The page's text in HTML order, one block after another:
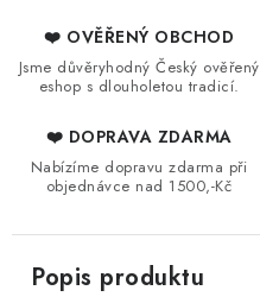
❤️ OVĚŘENÝ OBCHOD
Jsme důvěryhodný Český ověřený
eshop s dlouholetou tradicí.
❤️ DOPRAVA ZDARMA
Nabízíme dopravu zdarma při
objednávce nad 1500,-Kč
Popis produktu